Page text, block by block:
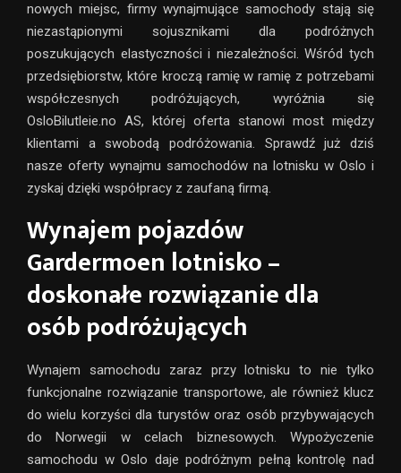
nowych miejsc, firmy wynajmujące samochody stają się
niezastąpionymi sojusznikami dla podróżnych
poszukujących elastyczności i niezależności. Wśród tych
przedsiębiorstw, które kroczą ramię w ramię z potrzebami
współczesnych podróżujących, wyróżnia się
OsloBilutleie.no AS, której oferta stanowi most między
klientami a swobodą podróżowania. Sprawdź już dziś
nasze oferty wynajmu samochodów na lotnisku w Oslo i
zyskaj dzięki współpracy z zaufaną firmą.
Wynajem pojazdów
Gardermoen lotnisko –
doskonałe rozwiązanie dla
osób podróżujących
Wynajem samochodu zaraz przy lotnisku to nie tylko
funkcjonalne rozwiązanie transportowe, ale również klucz
do wielu korzyści dla turystów oraz osób przybywających
do Norwegii w celach biznesowych. Wypożyczenie
samochodu w Oslo daje podróżnym pełną kontrolę nad